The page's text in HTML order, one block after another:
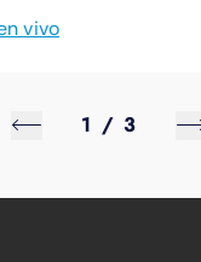
vivo
1 / 3